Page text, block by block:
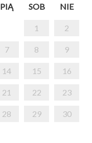
PIĄ SOB NIE
1 2
7 8 9
14 15 16
21 22 23
28 29 30